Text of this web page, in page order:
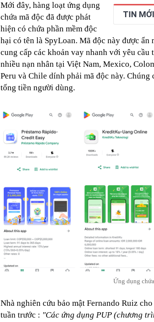
11:30
Nhận cuộc gọi từ shipper, tài
chuyển tiền hơn 28 triệu
trình báo
Cận cảnh gần 7 km gắn
thị TP.HCM
11:28
ETC được vinh danh Top 3
dịch vụ và giải pháp chuyển
TIN MỚI
Mới đây, hàng loạt ứng dụng
chứa mã độc đã được phát
hiện có chứa phần mềm độc
hại có tên là SpyLoan. Mã độc này được
cung cấp các khoản vay nhanh với yêu
nhiều nạn nhân tại Việt Nam, Mexico,
Peru và Chile dính phải mã độc này.
tống tiền người dùng.
Ứng dụng
Nhà nghiên cứu bảo mật Fernando Ruiz
tuần trước : "Các ứng dụng PUP (chương